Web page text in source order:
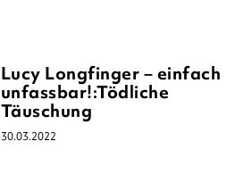
Lucy Longfinger – einfach
unfassbar!:Tödliche
Täuschung
30.03.2022